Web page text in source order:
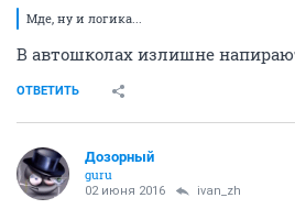
Мде, ну и логика...
В автошколах излишне
ОТВЕТИТЬ
Дозорный
guru
02 июня 2016 ivаn_zh